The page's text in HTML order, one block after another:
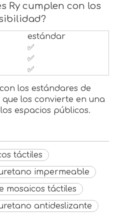
Ry cumplen con los
estándar
✅
✅
✅
los estándares de
los convierte en una
espacios públicos.
táctiles
impermeable
mosaicos táctiles
antideslizante